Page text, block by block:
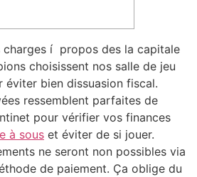
charges í propos des la capitale
choisissent nos salle de jeu
éviter bien dissuasion fiscal.
ressemblent parfaites de
pour vérifier vos finances
à sous et éviter de si jouer.
ne seront non possibles via
de paiement. Ça oblige du